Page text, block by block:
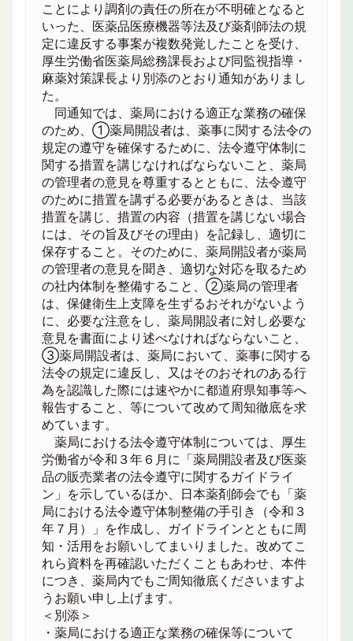
ことにより調剤の責任の所在が不明確となると
いった、医薬品医療機器等法及び薬剤師法の規
定に違反する事案が複数発覚したことを受け、
厚生労働省医薬局総務課長および同監視指導・
麻薬対策課長より別添のとおり通知がありまし
た。
同通知では、薬局における適正な業務の確保
のため、①薬局開設者は、薬事に関する法令の
規定の遵守を確保するために、法令遵守体制に
関する措置を講じなければならないこと、薬局
の管理者の意見を尊重するとともに、法令遵守
のために措置を講ずる必要があるときは、当該
措置を講じ、措置の内容（措置を講じない場合
には、その旨及びその理由）を記録し、適切に
保存すること。そのために、薬局開設者が薬局
の管理者の意見を聞き、適切な対応を取るため
の社内体制を整備すること、②薬局の管理者
は、保健衛生上支障を生ずるおそれがないよう
に、必要な注意をし、薬局開設者に対し必要な
意見を書面により述べなければならないこと、
③薬局開設者は、薬局において、薬事に関する
法令の規定に違反し、又はそのおそれのある行
為を認識した際には速やかに都道府県知事等へ
報告すること、等について改めて周知徹底を求
めています。
薬局における法令遵守体制については、厚生
労働省が令和３年６月に「薬局開設者及び医薬
品の販売業者の法令遵守に関するガイドライ
ン」を示しているほか、日本薬剤師会でも「薬
局における法令遵守体制整備の手引き（令和３
年７月）」を作成し、ガイドラインとともに周
知・活用をお願いしてまいりました。改めてこ
れら資料を再確認いただくこともあわせ、本件
につき、薬局内でもご周知徹底くださいますよ
うお願い申し上げます。
＜別添＞
・薬局における適正な業務の確保等について